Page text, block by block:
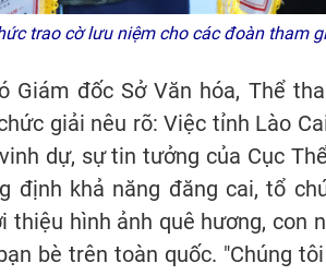
trao cờ lưu niệm cho các đoàn tham
Giám đốc Sở Văn hóa, Thể
giải nêu rõ: Việc tỉnh Lào
dự, sự tin tưởng của Cục
định khả năng đăng cai, tổ
thiệu hình ảnh quê hương, con
bè trên toàn quốc. "Chúng